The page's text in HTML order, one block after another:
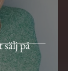
på